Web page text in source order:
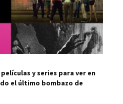
y series para ver en
el último bombazo de